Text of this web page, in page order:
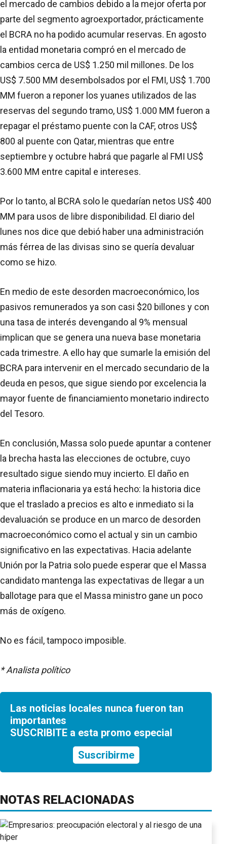
el mercado de cambios debido a la mejor oferta por
parte del segmento agroexportador, prácticamente
el BCRA no ha podido acumular reservas. En agosto
la entidad monetaria compró en el mercado de
cambios cerca de US$ 1.250 mil millones. De los
US$ 7.500 MM desembolsados por el FMI, US$ 1.700
MM fueron a reponer los yuanes utilizados de las
reservas del segundo tramo, US$ 1.000 MM fueron a
repagar el préstamo puente con la CAF, otros US$
800 al puente con Qatar, mientras que entre
septiembre y octubre habrá que pagarle al FMI US$
3.600 MM entre capital e intereses.
Por lo tanto, al BCRA solo le quedarían netos US$ 400
MM para usos de libre disponibilidad. El diario del
lunes nos dice que debió haber una administración
más férrea de las divisas sino se quería devaluar
como se hizo.
En medio de este desorden macroeconómico, los
pasivos remunerados ya son casi $20 billones y con
una tasa de interés devengando al 9% mensual
implican que se genera una nueva base monetaria
cada trimestre. A ello hay que sumarle la emisión del
BCRA para intervenir en el mercado secundario de la
deuda en pesos, que sigue siendo por excelencia la
mayor fuente de financiamiento monetario indirecto
del Tesoro.
En conclusión, Massa solo puede apuntar a contener
la brecha hasta las elecciones de octubre, cuyo
resultado sigue siendo muy incierto. El daño en
materia inflacionaria ya está hecho: la historia dice
que el traslado a precios es alto e inmediato si la
devaluación se produce en un marco de desorden
macroeconómico como el actual y sin un cambio
significativo en las expectativas. Hacia adelante
Unión por la Patria solo puede esperar que el Massa
candidato mantenga las expectativas de llegar a un
ballotage para que el Massa ministro gane un poco
más de oxígeno.
No es fácil, tampoco imposible.
* Analista político
Las noticias locales nunca fueron tan
importantes
SUSCRIBITE a esta promo especial
Suscribirme
NOTAS RELACIONADAS